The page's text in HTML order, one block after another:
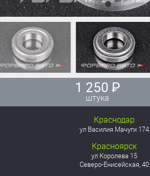
1 250 ₽
штука
Краснодар
ул Василия Мачуги 174
Красноярск
ул Королева 15
Северо-Енисейская, 40